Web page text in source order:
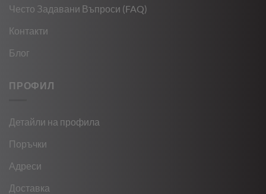
Често Задавани Въпроси (FAQ)
Контакти
Блог
ПРОФИЛ
Детайли на профила
Поръчки
Адреси
Доставка